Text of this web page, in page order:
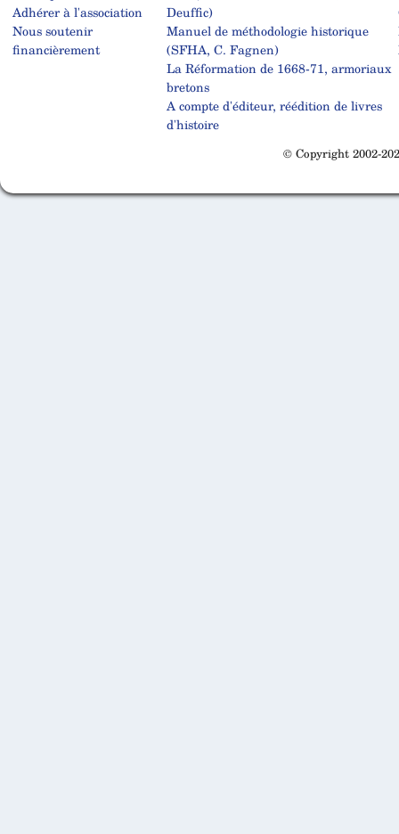
Adhérer à l'association
Nous soutenir
financièrement
Deuffic)
Manuel de méthodologie historique
(SFHA, C. Fagnen)
La Réformation de 1668-71, armoriaux
bretons
A compte d'éditeur, réédition de livres
d'histoire
© Copyright 2002-